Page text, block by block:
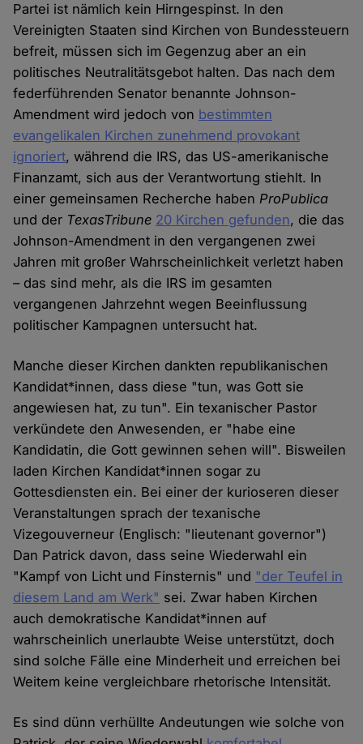
Partei ist nämlich kein Hirngespinst. In den
Vereinigten Staaten sind Kirchen von Bundessteuern
befreit, müssen sich im Gegenzug aber an ein
politisches Neutralitätsgebot halten. Das nach dem
federführenden Senator benannte Johnson-
Amendment wird jedoch von bestimmten
evangelikalen Kirchen zunehmend provokant
ignoriert, während die IRS, das US-amerikanische
Finanzamt, sich aus der Verantwortung stiehlt. In
einer gemeinsamen Recherche habenProPublica
und der TexasTribune 20 Kirchen gefunden, die das
Johnson-Amendment in den vergangenen zwei
Jahren mit großer Wahrscheinlichkeit verletzt haben
– das sind mehr, als die IRS im gesamten
vergangenen Jahrzehnt wegen Beeinflussung
politischer Kampagnen untersucht hat.
Manche dieser Kirchen dankten republikanischen
Kandidat*innen, dass diese "tun, was Gott sie
angewiesen hat, zu tun". Ein texanischer Pastor
verkündete den Anwesenden, er "habe eine
Kandidatin, die Gott gewinnen sehen will". Bisweilen
laden Kirchen Kandidat*innen sogar zu
Gottesdiensten ein. Bei einer der kurioseren dieser
Veranstaltungen sprach der texanische
Vizegouverneur (Englisch: "lieutenant governor")
Dan Patrick davon, dass seine Wiederwahl ein
"Kampf von Licht und Finsternis" und "der Teufel in
diesem Land am Werk" sei. Zwar haben Kirchen
auch demokratische Kandidat*innen auf
wahrscheinlich unerlaubte Weise unterstützt, doch
sind solche Fälle eine Minderheit und erreichen bei
Weitem keine vergleichbare rhetorische Intensität.
Es sind dünn verhüllte Andeutungen wie solche von